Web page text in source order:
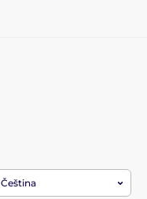
Čeština